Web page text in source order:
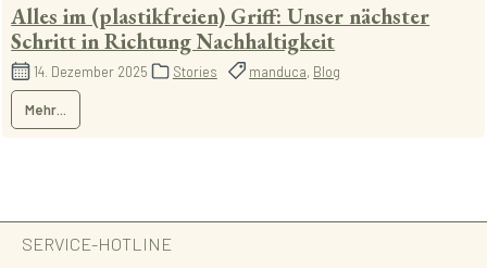
Alles im (plastikfreien) Griff: Unser nächster
Schritt in Richtung Nachhaltigkeit
14. Dezember 2025 Stories manduca, Blog
Mehr...
SERVICE-HOTLINE